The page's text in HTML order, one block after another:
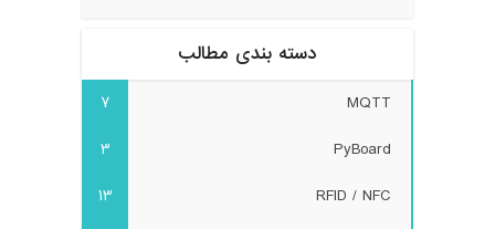
دسته بندی مطالب
MQTT
7
PyBoard
3
RFID / NFC
13